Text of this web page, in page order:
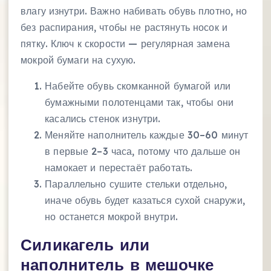
влагу изнутри. Важно набивать обувь плотно, но
без распирания, чтобы не растянуть носок и
пятку. Ключ к скорости — регулярная замена
мокрой бумаги на сухую.
Набейте обувь скомканной бумагой или
бумажными полотенцами так, чтобы они
касались стенок изнутри.
Меняйте наполнитель каждые 30–60 минут
в первые 2–3 часа, потому что дальше он
намокает и перестаёт работать.
Параллельно сушите стельки отдельно,
иначе обувь будет казаться сухой снаружи,
но останется мокрой внутри.
Силикагель или
наполнитель в мешочке